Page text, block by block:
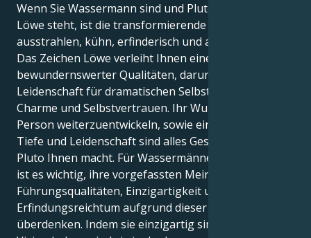
Wenn Sie Wassermann sind und Pluto im Zeichen
Löwe steht, ist die transformierende Energie, die Sie
ausstrahlen, kühn, erfinderisch und ausdrucksstark.
Das Zeichen Löwe verleiht Ihnen eine Reihe
bewundernswerter Qualitäten, darunter eine
Leidenschaft für dramatischen Selbstausdruck,
Charme und Selbstvertrauen. Ihr Wunsch, sich als
Person weiterzuentwickeln, sowie ein Gefühl von
Tiefe und Leidenschaft sind alles Geschenke, die
Pluto Ihnen macht. Für Wassermänner und -frauen
ist es wichtig, ihre vorgefassten Meinungen über
Führungsqualitäten, Einzigartigkeit und
Erfindungsreichtum aufgrund dieser Stellung zu
überdenken. Indem sie einzigartig sind und eine